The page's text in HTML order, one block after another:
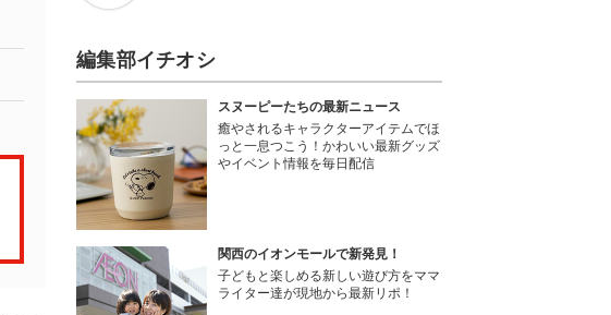
編集部イチオシ
スヌーピーたちの最新ニュース
癒やされるキャラクターアイテムでほ
っと一息つこう！かわいい最新グッズ
やイベント情報を毎日配信
関西のイオンモールで新発見！
子どもと楽しめる新しい遊び方をママ
ライター達が現地から最新リポ！